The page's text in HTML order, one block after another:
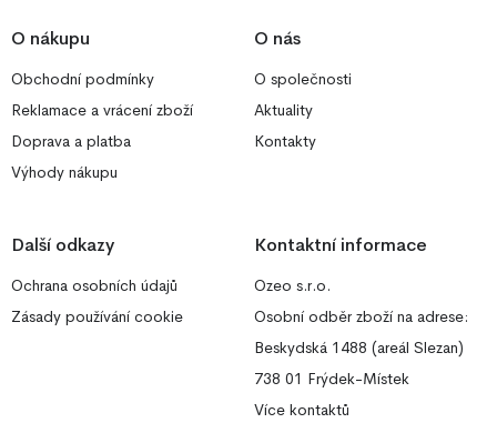
O nákupu
Obchodní podmínky
Reklamace a vrácení zboží
Doprava a platba
Výhody nákupu
O nás
O společnosti
Aktuality
Kontakty
Další odkazy
Ochrana osobních údajů
Zásady používání cookie
Kontaktní informace
Ozeo s.r.o.
Osobní odběr zboží na adrese:
Beskydská 1488 (areál Slezan)
738 01 Frýdek-Místek
Více kontaktů